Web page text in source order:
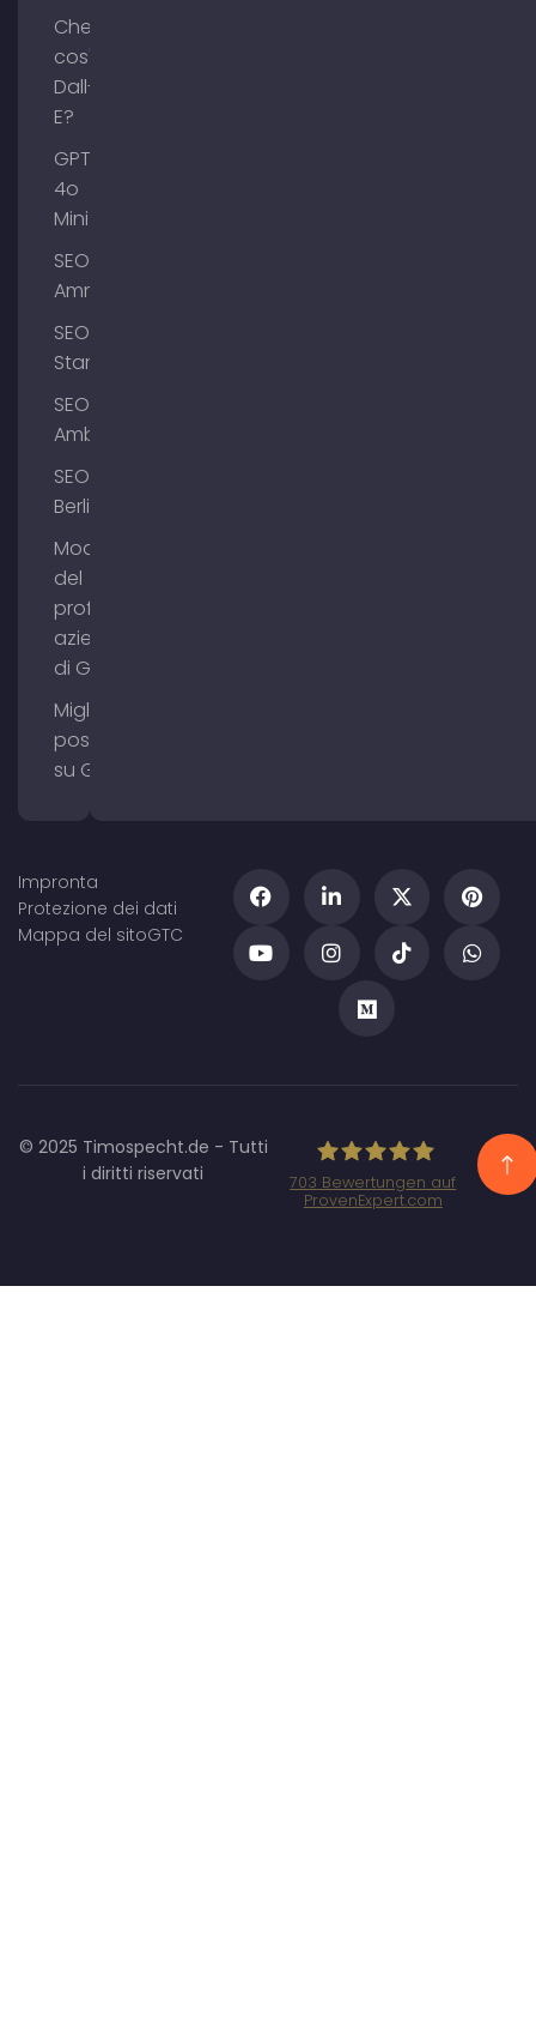
Che
cos'è
Dall-
E?
GPT-
4o
Mini
SEO
Ammersee
SEO
Starnberg
SEO
Amburgo
SEO
Berlino
Modifica
del
profilo
aziendale
di Google
Migliorare il
posizionamento
su Google Maps
Impronta
Protezione dei dati
Mappa del sitoGTC
© 2025 Timospecht.de - Tutti
i diritti riservati
GmbH - SEO/SEA
703 Bewertungen auf
ProvenExpert.com